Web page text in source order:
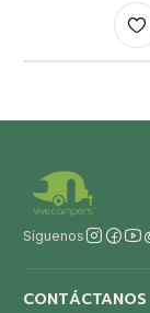
Síguenos
CONTÁCTANOS